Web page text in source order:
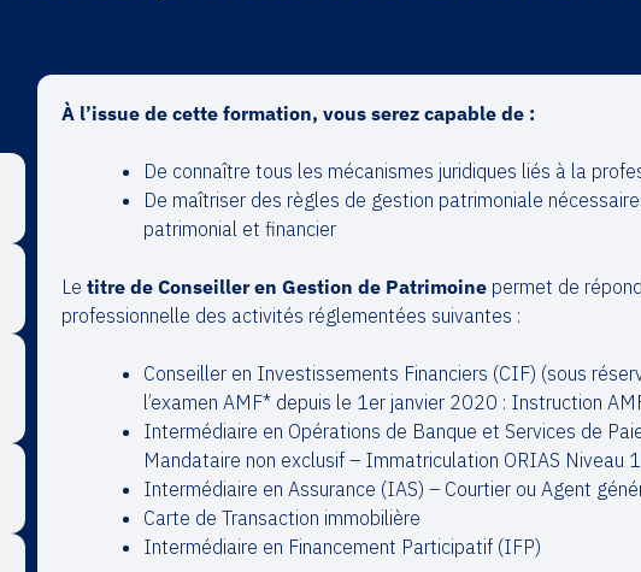
À l’issue de cette formation, vous serez capable de :
De connaître tous les mécanismes juridiques liés à la
De maîtriser des règles de gestion patrimoniale
patrimonial et financier
Letitre de Conseiller en Gestion de Patrimoine permet de
professionnelle des activités réglementées suivantes :
Conseiller en Investissements Financiers (CIF) (sous
l’examen AMF* depuis le 1er janvier 2020 : Instruction
Intermédiaire en Opérations de Banque et Services de
Mandataire non exclusif – Immatriculation ORIAS Niveau 1
Intermédiaire en Assurance (IAS) – Courtier ou Agent
Carte de Transaction immobilière
Intermédiaire en Financement Participatif (IFP)